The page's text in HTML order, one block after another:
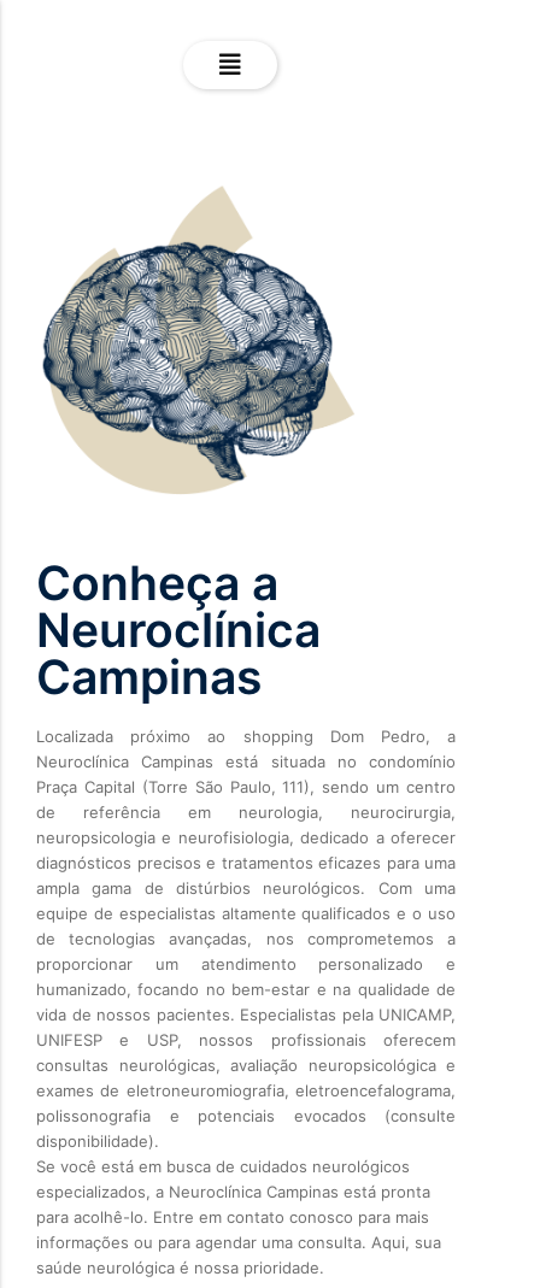
Conheça a
Neuroclínica
Campinas
Localizada próximo ao shopping Dom Pedro, a
Neuroclínica Campinas está situada no condomínio
Praça Capital (Torre São Paulo, 111), sendo um centro
de referência em neurologia, neurocirurgia,
neuropsicologia e neurofisiologia, dedicado a oferecer
diagnósticos precisos e tratamentos eficazes para uma
ampla gama de distúrbios neurológicos. Com uma
equipe de especialistas altamente qualificados e o uso
de tecnologias avançadas, nos comprometemos a
proporcionar um atendimento personalizado e
humanizado, focando no bem-estar e na qualidade de
vida de nossos pacientes. Especialistas pela UNICAMP,
UNIFESP e USP, nossos profissionais oferecem
consultas neurológicas, avaliação neuropsicológica e
exames de eletroneuromiografia, eletroencefalograma,
polissonografia e potenciais evocados (consulte
disponibilidade).
Se você está em busca de cuidados neurológicos
especializados, a Neuroclínica Campinas está pronta
para acolhê-lo. Entre em contato conosco para mais
informações ou para agendar uma consulta. Aqui, sua
saúde neurológica é nossa prioridade.